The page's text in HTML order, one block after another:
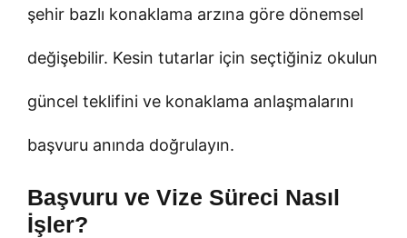
şehir bazlı konaklama arzına göre dönemsel
değişebilir. Kesin tutarlar için seçtiğiniz okulun
güncel teklifini ve konaklama anlaşmalarını
başvuru anında doğrulayın.
Başvuru ve Vize Süreci Nasıl
İşler?